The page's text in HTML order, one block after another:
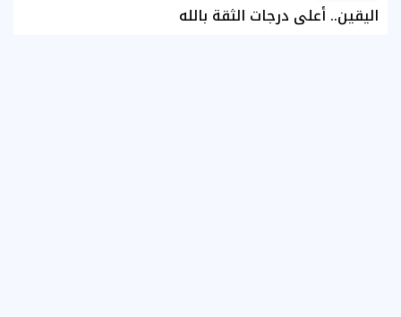
اليقين.. أعلى درجات الثقة بالله